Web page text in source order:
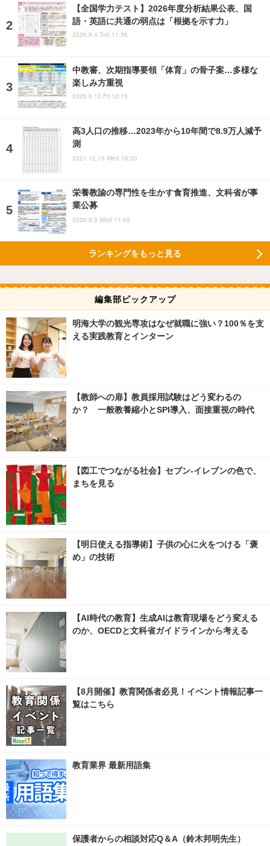
【全国学力テスト】2026年度分析結果公表、国
語・英語に共通の弱点は「根拠を示す力」
2026.8.4 Tue 11:36
中教審、次期指導要領「体育」の骨子案…多様な
楽しみ方重視
2026.6.12 Fri 12:15
高3人口の推移…2023年から10年間で8.9万人減予
測
2021.12.15 Wed 16:20
栄養教諭の専門性を生かす食育推進、文科省が事
業公募
2026.8.5 Wed 11:45
ランキングをもっと見る
編集部ピックアップ
明海大学の観光専攻はなぜ就職に強い？100％を支
える実践教育とインターン
【教師への扉】教員採用試験はどう変わるの
か？ 一般教養縮小とSPI導入、面接重視の時代
【図工でつながる社会】セブン‐イレブンの色で、
まちを見る
【明日使える指導術】子供の心に火をつける「褒
め」の技術
【AI時代の教育】生成AIは教育現場をどう変える
のか、OECDと文科省ガイドラインから考える
【8月開催】教育関係者必見！イベント情報記事一
覧はこちら
教育業界 最新用語集
保護者からの相談対応Q＆A（鈴木邦明先生）